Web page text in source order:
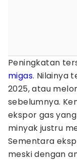
Peningkatan
migas. Nilainya
2025, atau
sebelumnya.
ekspor gas
minyak justru
Sementara
meski dengan